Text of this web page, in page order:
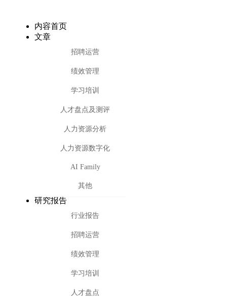
内容首页
文章
招聘运营
绩效管理
学习培训
人才盘点及测评
人力资源分析
人力资源数字化
AI Family
其他
研究报告
行业报告
招聘运营
绩效管理
学习培训
人才盘点